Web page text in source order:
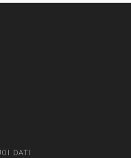
DATI